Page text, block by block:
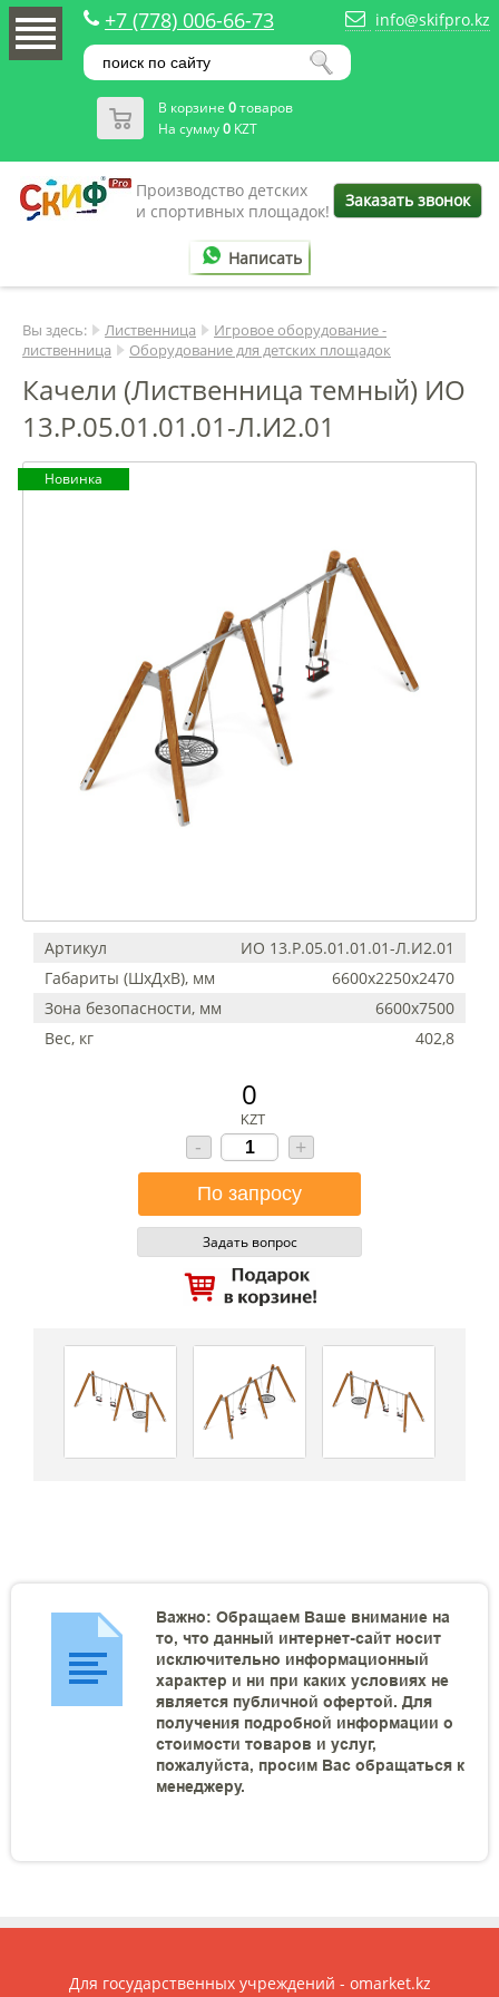
+7 (778) 006-66-73 info@skifpro.kz
В корзине 0товаров
На сумму0 KZT
Производство детских
и спортивных площадок!
Заказать звонок
Написать
Вы здесь: Лиственница
Игровое оборудование -
лиственница
Оборудование для детских площадок
Качели (Лиственница темный) ИО
13.Р.05.01.01.01-Л.И2.01
Новинка
Артикул
ИО 13.Р.05.01.01.01-Л.И2.01
Габариты (ШхДхВ), мм
6600х2250х2470
Зона безопасности, мм
6600х7500
Вес, кг
402,8
0
KZT
- +
Задать вопрос
Важно: Обращаем Ваше внимание на
то, что данный интернет-сайт носит
исключительно информационный
характер и ни при каких условиях не
является публичной офертой. Для
получения подробной информации о
стоимости товаров и услуг,
пожалуйста, просим Вас обращаться к
менеджеру.
Для государственных учреждений - omarket.kz